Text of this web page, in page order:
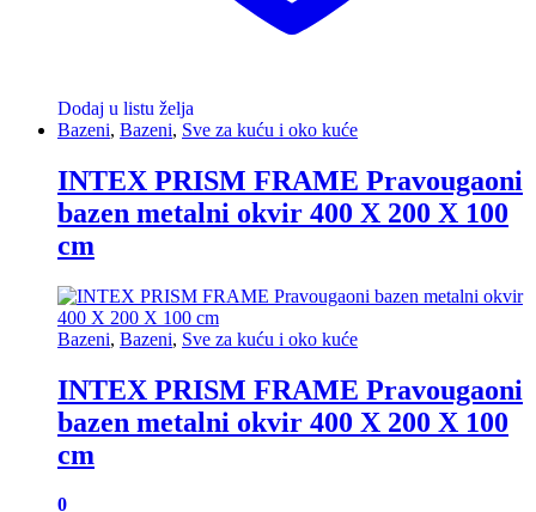
Dodaj u listu želja
Bazeni, Bazeni, Sve za kuću i oko kuće
INTEX PRISM FRAME Pravougaoni
bazen metalni okvir 400 X 200 X 100
cm
Bazeni, Bazeni, Sve za kuću i oko kuće
INTEX PRISM FRAME Pravougaoni
bazen metalni okvir 400 X 200 X 100
cm
0